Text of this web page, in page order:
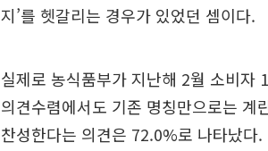
지’를 헷갈리는 경우가 있었던 셈이다.
실제로 농식품부가 지난해 2월 소비자
의견수렴에서도 기존 명칭만으로는 계
찬성한다는 의견은 72.0%로 나타났다.